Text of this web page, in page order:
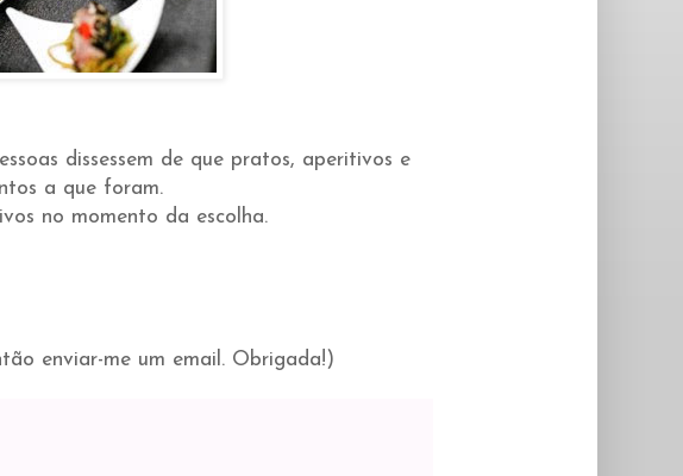
dissessem de que pratos, aperitivos e
a que foram.
no momento da escolha.
enviar-me um email. Obrigada!)